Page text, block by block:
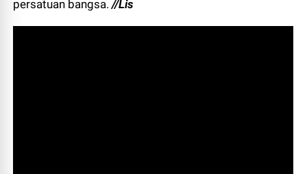
persatuan bangsa.//Lis